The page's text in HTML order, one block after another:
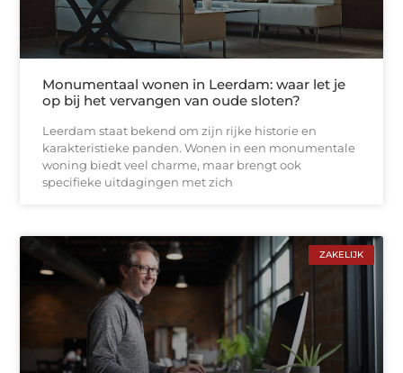
Monumentaal wonen in Leerdam: waar let je
op bij het vervangen van oude sloten?
Leerdam staat bekend om zijn rijke historie en
karakteristieke panden. Wonen in een monumentale
woning biedt veel charme, maar brengt ook
specifieke uitdagingen met zich
ZAKELIJK